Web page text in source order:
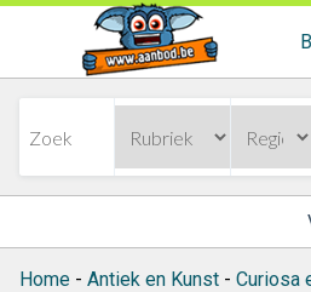
Home - Antiek en Kunst - Curiosa